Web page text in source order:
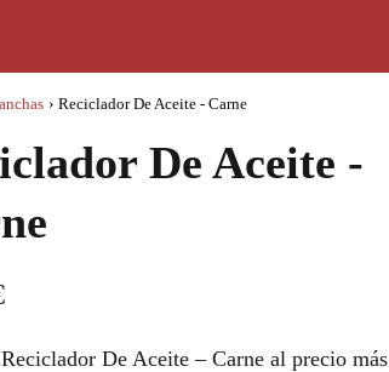
› Reciclador De Aceite - Carne
De Aceite -
De Aceite – Carne al precio más